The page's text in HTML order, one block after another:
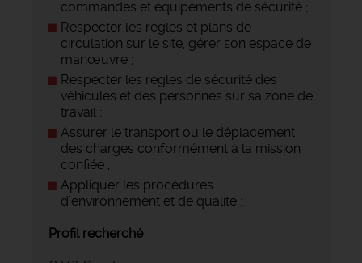
commandes et équipements de sécurité ;
Respecter les règles et plans de
circulation sur le site, gérer son espace de
manœuvre ;
Respecter les règles de sécurité des
véhicules et des personnes sur sa zone de
travail ;
Assurer le transport ou le déplacement
des charges conformément à la mission
confiée ;
Appliquer les procédures
d’environnement et de qualité ;
Profil recherché